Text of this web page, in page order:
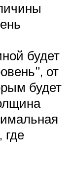
будет
от
будет
где